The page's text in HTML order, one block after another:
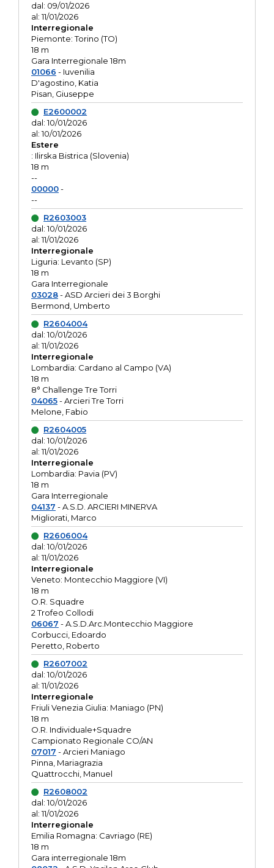
dal: 09/01/2026
al: 11/01/2026
Interregionale
Piemonte: Torino (TO)
18 m
Gara Interregionale 18m
01066 - Iuvenilia
D'agostino, Katia
Pisan, Giuseppe
E2600002
dal: 10/01/2026
al: 10/01/2026
Estere
: Ilirska Bistrica (Slovenia)
18 m
--
00000-
--
R2603003
dal: 10/01/2026
al: 11/01/2026
Interregionale
Liguria: Levanto (SP)
18 m
Gara Interregionale
03028- ASD Arcieri dei 3 Borghi
Bermond, Umberto
R2604004
dal: 10/01/2026
al: 11/01/2026
Interregionale
Lombardia: Cardano al Campo (VA)
18 m
8° Challenge Tre Torri
04065- Arcieri Tre Torri
Melone, Fabio
R2604005
dal: 10/01/2026
al: 11/01/2026
Interregionale
Lombardia: Pavia (PV)
18 m
Gara Interregionale
04137 - A.S.D. ARCIERI MINERVA
Migliorati, Marco
R2606004
dal: 10/01/2026
al: 11/01/2026
Interregionale
Veneto: Montecchio Maggiore (VI)
18 m
O.R. Squadre
2 Trofeo Collodi
06067 - A.S.D.Arc.Montecchio Maggiore
Corbucci, Edoardo
Peretto, Roberto
R2607002
dal: 10/01/2026
al: 11/01/2026
Interregionale
Friuli Venezia Giulia: Maniago (PN)
18 m
O.R. Individuale+Squadre
Campionato Regionale CO/AN
07017 - Arcieri Maniago
Pinna, Mariagrazia
Quattrocchi, Manuel
R2608002
dal: 10/01/2026
al: 11/01/2026
Interregionale
Emilia Romagna: Cavriago (RE)
18 m
Gara interregionale 18m